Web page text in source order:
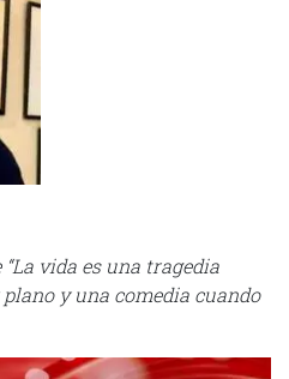
vida es una tragedia
y una comedia cuando